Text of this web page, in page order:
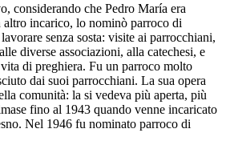
considerando che Pedro María era
altro incarico, lo nominò parroco di
senza sosta: visite ai parrocchiani,
diverse associazioni, alla catechesi, e
di preghiera. Fu un parroco molto
dai suoi parrocchiani. La sua opera
comunità: la si vedeva più aperta, più
fino al 1943 quando venne incaricato
Nel 1946 fu nominato parroco di